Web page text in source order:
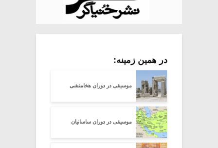
در همین زمینه:
موسیقی در دوران هخامنشی
موسیقی در دوران ساسانیان